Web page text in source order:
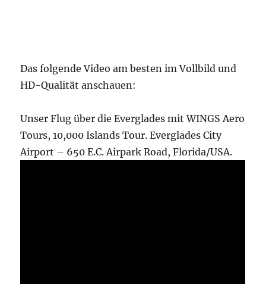
Das folgende Video am besten im Vollbild und
HD-Qualität anschauen:
Unser Flug über die ‪‎Everglades‬ mit WINGS Aero
Tours, 10,000 Islands Tour. Everglades City
Airport – 650 E.C. Airpark Road, Florida/USA.